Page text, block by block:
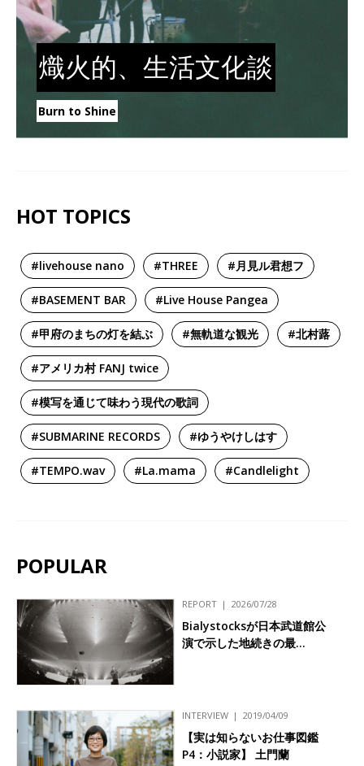
熾火的、生活文化談
Burn to Shine
HOT TOPICS
#livehouse nano #THREE #月見ル君想フ
#BASEMENT BAR #Live House Pangea
#甲府のまちの灯を結ぶ #無軌道な観光 #北村蕗
#アメリカ村 FANJ twice
#模写を通じて味わう現代の歌詞
#SUBMARINE RECORDS #ゆうやけしはす
#TEMPO.wav #La.mama #Candlelight
POPULAR
REPORT 2026/07/28
Bialystocksが日本武道館公
演で示した地続きの最…
INTERVIEW 2019/04/09
【実は知らないお仕事図鑑
P4：小説家】 土門蘭